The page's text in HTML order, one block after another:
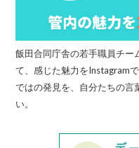
飯田合同庁舎の若手職員チー
て、感じた魅力をInstagram
ではの発見を、自分たちの言
い。